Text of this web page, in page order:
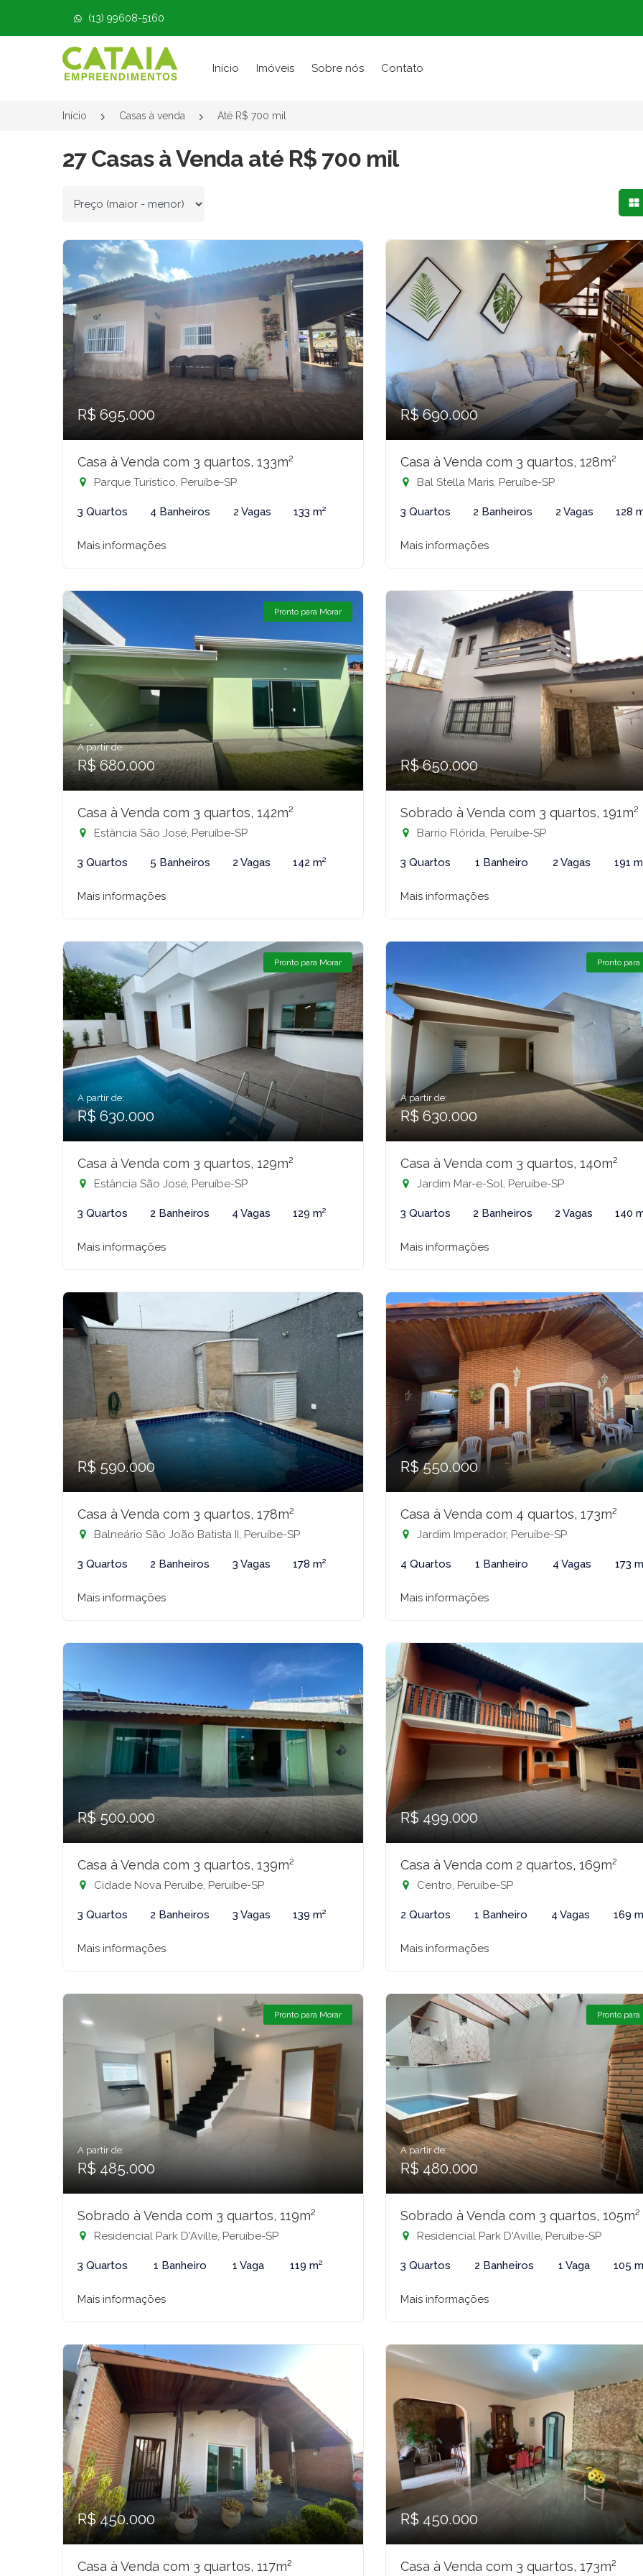
(13) 99608-5160
Página inicial
Início Imóveis Sobre nós Contato
Início Casas à venda Até R$ 700 mil
27 Casas à Venda até R$ 700 mil
Ordenar por
R$ 695.000
Casa à Venda com 3 quartos, 133m²
Parque Turístico, Peruíbe-SP
3 Quartos 4 Banheiros 2 Vagas 133 m²
Mais informações
R$ 690.000
Casa à Venda com 3 quartos, 128m²
Bal Stella Maris, Peruíbe-SP
3 Quartos 2 Banheiros 2 Vagas 128
Mais informações
Pronto para Morar
A partir de:
R$ 680.000
Casa à Venda com 3 quartos, 142m²
Estância São José, Peruíbe-SP
3 Quartos 5 Banheiros 2 Vagas 142 m²
Mais informações
R$ 650.000
Sobrado à Venda com 3 quartos, 191m²
Barrio Flórida, Peruíbe-SP
3 Quartos 1 Banheiro 2 Vagas 191
Mais informações
Pronto para Morar
A partir de:
R$ 630.000
Casa à Venda com 3 quartos, 129m²
Estância São José, Peruíbe-SP
3 Quartos 2 Banheiros 4 Vagas 129 m²
Mais informações
Pronto para
A partir de:
R$ 630.000
Casa à Venda com 3 quartos, 140m²
Jardim Mar-e-Sol, Peruíbe-SP
3 Quartos 2 Banheiros 2 Vagas 140
Mais informações
R$ 590.000
Casa à Venda com 3 quartos, 178m²
Balneário São João Batista II, Peruíbe-SP
3 Quartos 2 Banheiros 3 Vagas 178 m²
Mais informações
R$ 550.000
Casa à Venda com 4 quartos, 173m²
Jardim Imperador, Peruíbe-SP
4 Quartos 1 Banheiro 4 Vagas 173
Mais informações
R$ 500.000
Casa à Venda com 3 quartos, 139m²
Cidade Nova Peruíbe, Peruíbe-SP
3 Quartos 2 Banheiros 3 Vagas 139 m²
Mais informações
R$ 499.000
Casa à Venda com 2 quartos, 169m²
Centro, Peruíbe-SP
2 Quartos 1 Banheiro 4 Vagas 169
Mais informações
Pronto para Morar
A partir de:
R$ 485.000
Sobrado à Venda com 3 quartos, 119m²
Residencial Park D'Aville, Peruíbe-SP
3 Quartos 1 Banheiro 1 Vaga 119 m²
Mais informações
Pronto para
A partir de:
R$ 480.000
Sobrado à Venda com 3 quartos, 105m²
Residencial Park D'Aville, Peruíbe-SP
3 Quartos 2 Banheiros 1 Vaga 105
Mais informações
R$ 450.000
Casa à Venda com 3 quartos, 117m²
R$ 450.000
Casa à Venda com 3 quartos, 173m²